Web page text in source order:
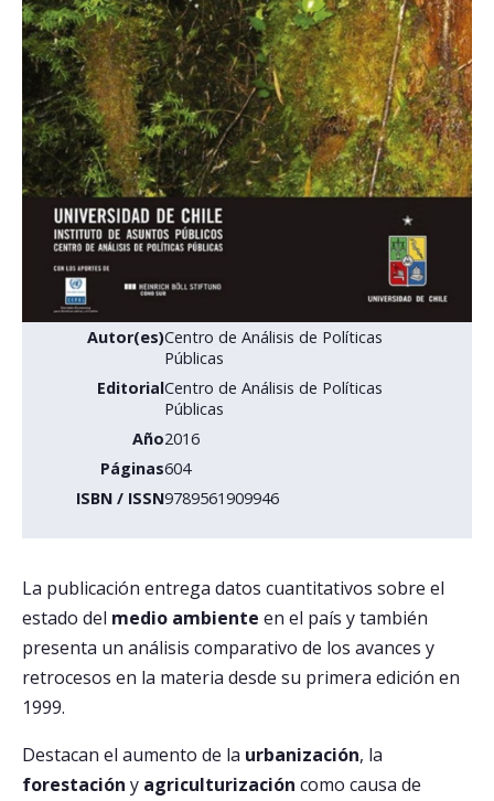
Académicos
Funcionarios
Egresados
Autor(es)Centro de Análisis de Políticas
Públicas
EditorialCentro de Análisis de Políticas
Públicas
Año2016
Páginas604
ISBN / ISSN9789561909946
La publicación entrega datos cuantitativos sobre el
estado del medio ambiente en el país y también
presenta un análisis comparativo de los avances y
retrocesos en la materia desde su primera edición en
1999.
Destacan el aumento de la urbanización, la
forestación y agriculturización como causa de